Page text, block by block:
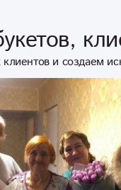
и создаем